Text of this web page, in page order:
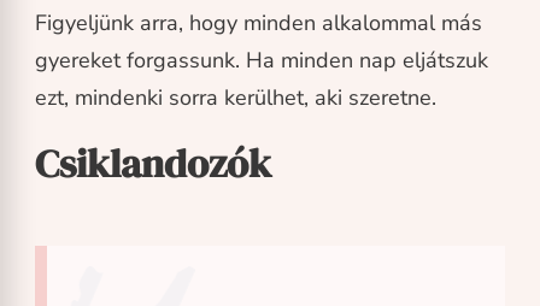
Figyeljünk arra, hogy minden alkalommal más
gyereket forgassunk. Ha minden nap eljátszuk
ezt, mindenki sorra kerülhet, aki szeretne.
Csiklandozók